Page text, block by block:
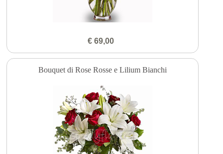
€ 69,00
Bouquet di Rose Rosse e Lilium Bianchi